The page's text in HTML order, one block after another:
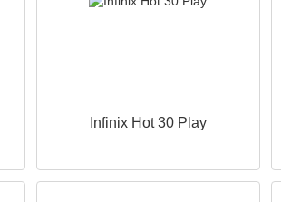
Infinix Hot 30 Play